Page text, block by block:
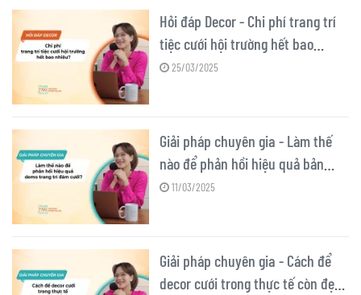
Hỏi đáp Decor - Chi phí trang trí
tiệc cưới hội trường hết bao
nhiêu?
25/03/2025
Giải pháp chuyên gia - Làm thế
nào để phản hồi hiệu quả bản
demo trang trí đám cưới?
11/03/2025
Giải pháp chuyên gia - Cách để
decor cưới trong thực tế còn đẹp